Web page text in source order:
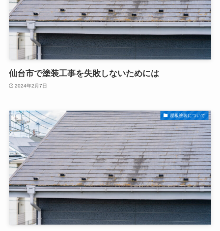
仙台市で塗装工事を失敗しないためには
2024年2月7日
屋根塗装について